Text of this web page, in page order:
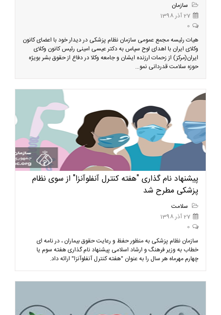
سازمان
27 آذر 1398
0
هیات رئیسه مجمع عمومی سازمان نظام پزشکی در دیدار خود با اعضای کانون
وکلای ایران با اهدای لوح سپاس به دکتر عیسی امینی رئیس کانون وکلای
ایران(مرکز) از زحمات ارزنده ایشان و جامعه وکلا در دفاع از حقوق بشر بویژه
حوزه سلامت قدردانی نمو...
پیشنهاد نام گذاری "هفته کنترل آنفلوآنزا" از سوی نظام
پزشکی مطرح شد
سلامت
27 آذر 1398
0
سازمان نظام پزشکی به منظور حفظ و رعایت حقوق بیماران ، در نامه ای
خطاب به وزیر فرهنگ و ارشاد اسلامی پیشنهاد نام گذاری هفته سوم یا
چهارم مهرماه هر سال را به عنوان "هفته کنترل آنفلوآنزا" ارائه داد.